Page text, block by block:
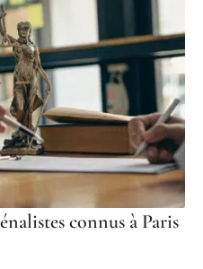
connus à Paris